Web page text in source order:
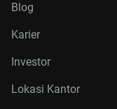
Blog
Karier
Investor
Lokasi Kantor